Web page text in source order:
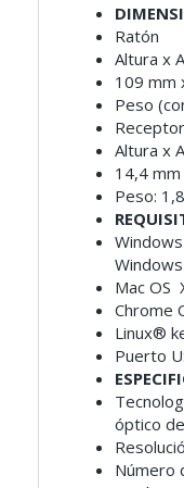
Ratón
Altura x
109 mm
Peso
Receptor
Altura x
14,4
Peso:
Mac OS
Chrome
Linux®
Puerto
óptico
Número